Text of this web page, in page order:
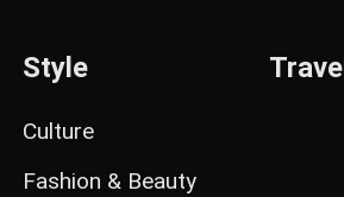
Style
Culture
Fashion & Beauty
Travel